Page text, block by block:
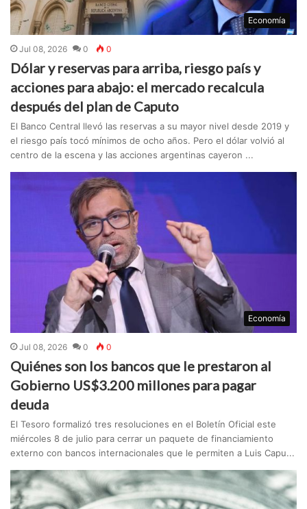
Economía
Jul 08, 2026 0 0
Dólar y reservas para arriba, riesgo país y
acciones para abajo: el mercado recalcula
después del plan de Caputo
El Banco Central llevó las reservas a su mayor nivel desde 2019 y
el riesgo país tocó mínimos de ocho años. Pero el dólar volvió al
centro de la escena y las acciones argentinas cayeron ...
Economía
Jul 08, 2026 0 0
Quiénes son los bancos que le prestaron al
Gobierno US$3.200 millones para pagar
deuda
El Tesoro formalizó tres resoluciones en el Boletín Oficial este
miércoles 8 de julio para cerrar un paquete de financiamiento
externo con bancos internacionales que le permiten a Luis Capu...